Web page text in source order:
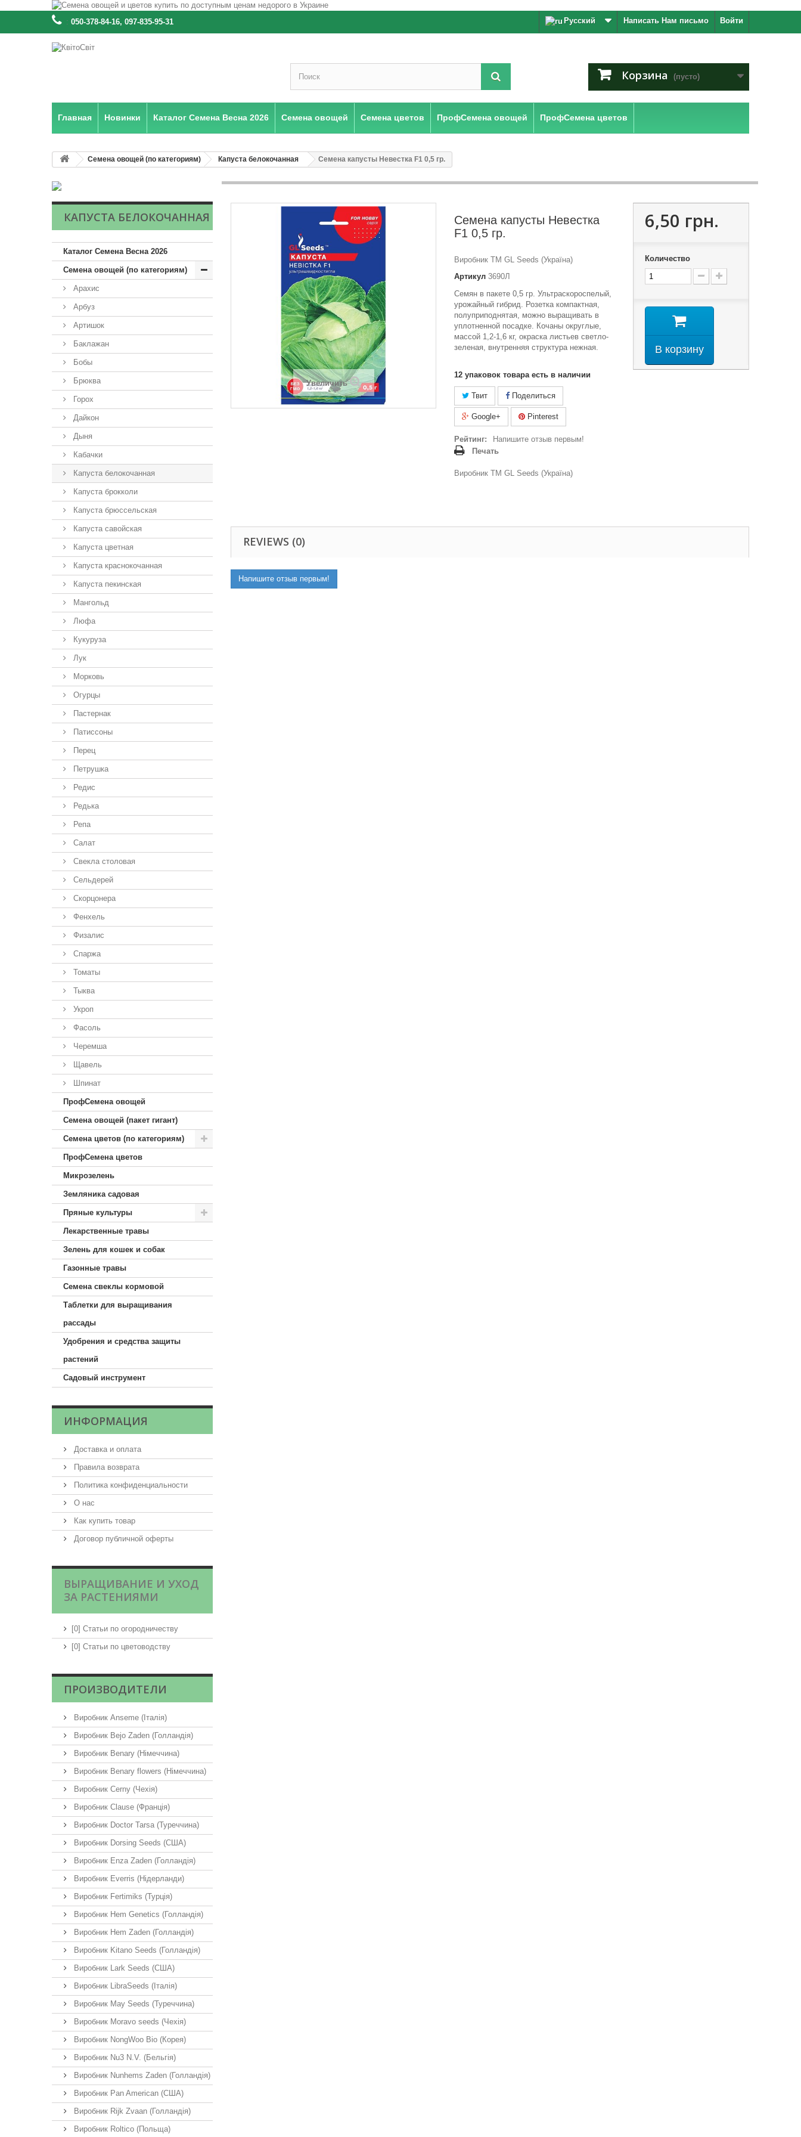
Войти
Написать Нам письмо
: 050-378-84-16, 097-835-95-31 Русский
Корзина (пусто)
Главная Новинки Каталог Семена Весна 2026 Семена овощей Семена цветов ПрофСемена овощей ПрофСемена цветов
Семена овощей (по категориям) Капуста белокочанная Семена капусты Невестка F1 0,5 гр.
КАПУСТА БЕЛОКОЧАННАЯ
Каталог Семена Весна 2026
Семена овощей (по категориям)
Арахис
Арбуз
Артишок
Баклажан
Бобы
Брюква
Горох
Дайкон
Дыня
Кабачки
Капуста белокочанная
Капуста брокколи
Капуста брюссельская
Капуста савойская
Капуста цветная
Капуста краснокочанная
Капуста пекинская
Мангольд
Люфа
Кукуруза
Лук
Морковь
Огурцы
Пастернак
Патиссоны
Перец
Петрушка
Редис
Редька
Репа
Салат
Свекла столовая
Сельдерей
Скорцонера
Фенхель
Физалис
Спаржа
Томаты
Тыква
Укроп
Фасоль
Черемша
Щавель
Шпинат
ПрофСемена овощей
Семена овощей (пакет гигант)
Семена цветов (по категориям)
ПрофСемена цветов
Микрозелень
Земляника садовая
Пряные культуры
Лекарственные травы
Зелень для кошек и собак
Газонные травы
Семена свеклы кормовой
Таблетки для выращивания
рассады
Удобрения и средства защиты
растений
Садовый инструмент
ИНФОРМАЦИЯ
Доставка и оплата
Правила возврата
Политика конфиденциальности
О нас
Как купить товар
Договор публичной оферты
ВЫРАЩИВАНИЕ И УХОД
ЗА РАСТЕНИЯМИ
[0] Статьи по огородничеству
[0] Статьи по цветоводству
ПРОИЗВОДИТЕЛИ
Виробник Anseme (Італія)
Виробник Bejo Zaden (Голландія)
Виробник Benary (Німеччина)
Виробник Benary flowers (Німеччина)
Виробник Cerny (Чехія)
Виробник Clause (Франція)
Виробник Doctor Tarsa (Туреччина)
Виробник Dorsing Seeds (США)
Виробник Enza Zaden (Голландія)
Виробник Everris (Нідерланди)
Виробник Fertimiks (Турція)
Виробник Hem Genetics (Голландія)
Виробник Hem Zaden (Голландія)
Виробник Kitano Seeds (Голландія)
Виробник Lark Seeds (США)
Виробник LibraSeeds (Італія)
Виробник May Seeds (Туреччина)
Виробник Moravo seeds (Чехія)
Виробник NongWoo Bio (Корея)
Виробник Nu3 N.V. (Бельгія)
Виробник Nunhems Zaden (Голландія)
Виробник Pan American (США)
Виробник Rijk Zvaan (Голландія)
Виробник Roltico (Польща)
Увеличить
Семена капусты Невестка
F1 0,5 гр.
Виробник ТМ GL Seeds (Україна)
Артикул 3690Л
Семян в пакете 0,5 гр. Ультраскороспелый,
урожайный гибрид. Розетка компактная,
полуприподнятая, можно выращивать в
уплотненной посадке. Кочаны округлые,
массой 1,2-1,6 кг, окраска листьев светло-
зеленая, внутренняя структура нежная.
12 упаковок товара есть в наличии
Твит Поделиться
Google+ Pinterest
Рейтинг:
Напишите отзыв первым!
Печать
Виробник ТМ GL Seeds (Україна)
6,50 грн.
Количество
В корзину
REVIEWS (0)
Напишите отзыв первым!